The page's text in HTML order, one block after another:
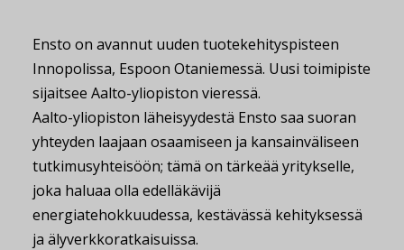
Ensto on avannut uuden tuotekehityspisteen
Innopolissa, Espoon Otaniemessä. Uusi toimipiste
sijaitsee Aalto-yliopiston vieressä.
Aalto-yliopiston läheisyydestä Ensto saa suoran
yhteyden laajaan osaamiseen ja kansainväliseen
tutkimusyhteisöön; tämä on tärkeää yritykselle,
joka haluaa olla edelläkävijä
energiatehokkuudessa, kestävässä kehityksessä
ja älyverkkoratkaisuissa.